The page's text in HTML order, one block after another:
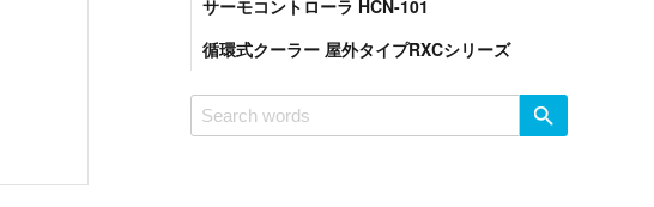
サーモコントローラ HCN-101
循環式クーラー 屋外タイプRXCシリーズ